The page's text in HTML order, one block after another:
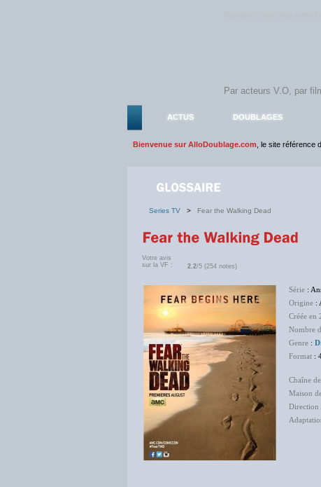
ACTUS DOUBLAGES
Bienvenue sur AlloDoublage.com , le site référence
Series TV > Fear the Walking Dead
Votre avis
sur la VF :
2.2/5 (254 notes)
Série :
Origine :
Créée en
Nombre
Genre :
Format :
Chaîne
Maison
Direction
Ivan